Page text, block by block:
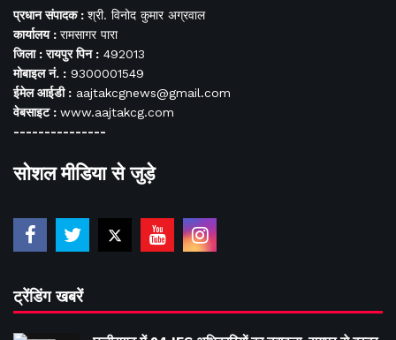
प्रधान संपादक : श्री. विनोद कुमार अग्रवाल
कार्यालय : रामसागर पारा
जिला : रायपुर पिन : 492013
मोबाइल नं. : 9300001549
ईमेल आईडी : aajtakcgnews@gmail.com
वेबसाइट : www.aajtakcg.com
---------------
सोशल मीडिया से जुड़े
ट्रेंडिंग खबरें